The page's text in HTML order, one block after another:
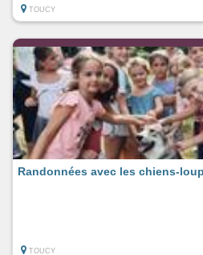
TOUCY
Randonnées avec les chiens-
TOUCY